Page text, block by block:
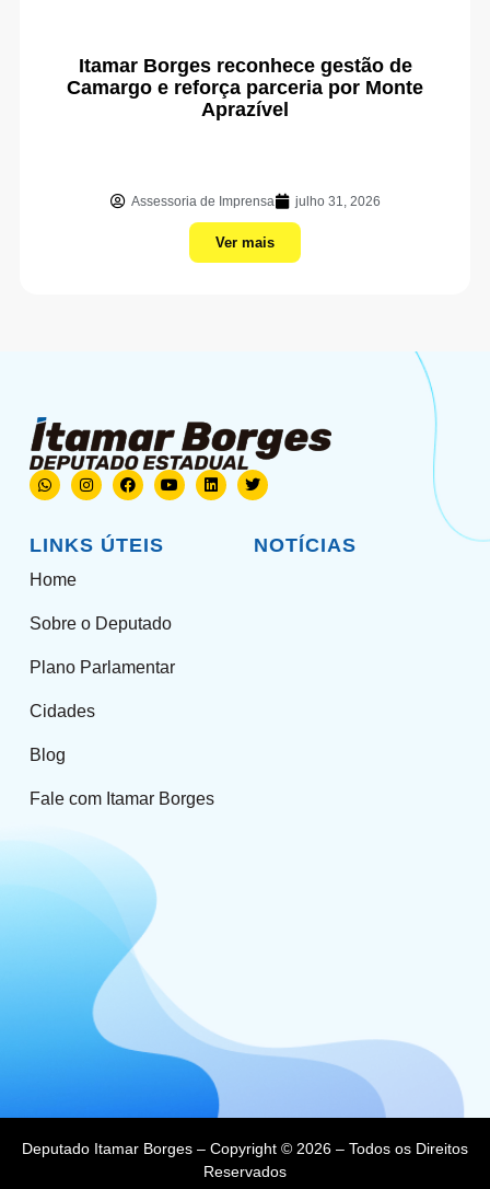
Itamar Borges reconhece gestão de
Camargo e reforça parceria por Monte
Aprazível
Assessoria de Imprensa julho 31, 2026
Ver mais
LINKS ÚTEIS
Home
Sobre o Deputado
Plano Parlamentar
Cidades
Blog
Fale com Itamar Borges
NOTÍCIAS
Deputado Itamar Borges – Copyright © 2026 – Todos os Direitos
Reservados